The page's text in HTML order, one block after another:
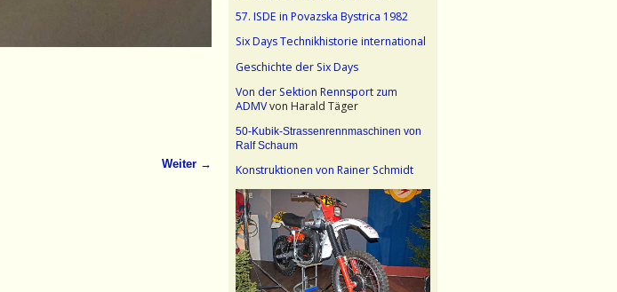
Weiter →
57. ISDE in Povazska Bystrica 1982
Six Days Technikhistorie international
Geschichte der Six Days
Von der Sektion Rennsport zum
ADMVvon Harald Täger
50-Kubik-Strassenrennmaschinen von
Ralf Schaum
Konstruktionen von Rainer Schmidt